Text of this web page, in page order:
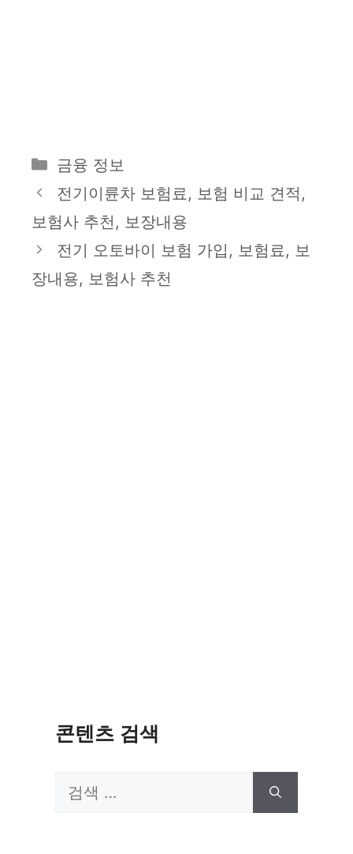
카
테
리
금융 정보
전기이륜차 보험료, 보험 비교 견적,
보험사 추천, 보장내용
전기 오토바이 보험 가입, 보험료, 보
장내용, 보험사 추천
콘텐츠 검색
검